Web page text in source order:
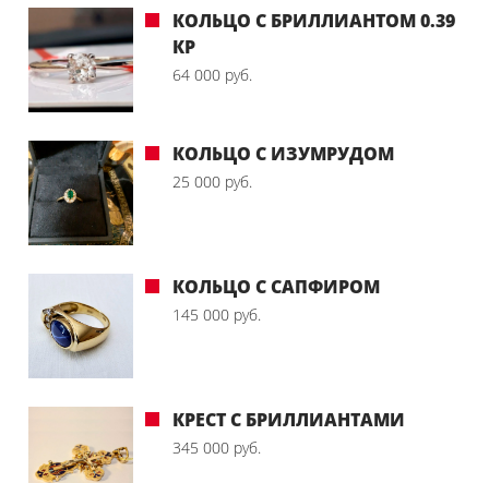
КОЛЬЦО С БРИЛЛИАНТОМ 0.39
КР
64 000 руб.
КОЛЬЦО С ИЗУМРУДОМ
25 000 руб.
КОЛЬЦО С САПФИРОМ
145 000 руб.
КРЕСТ С БРИЛЛИАНТАМИ
345 000 руб.